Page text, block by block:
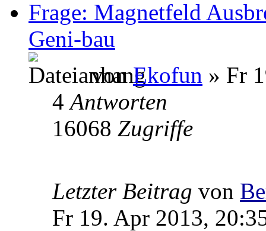
Frage: Magnetfeld
Geni-bau
vonEkofun » Fr
4Antworten
16068 Zugriffe
Letzter Beitrag von
Fr 19. Apr 2013,